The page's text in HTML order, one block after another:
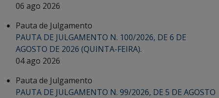
06 ago 2026
Pauta de Julgamento
PAUTA DE JULGAMENTO N. 100/2026, DE 6 DE
AGOSTO DE 2026 (QUINTA-FEIRA).
04 ago 2026
Pauta de Julgamento
PAUTA DE JULGAMENTO N. 99/2026, DE 5 DE AGOSTO